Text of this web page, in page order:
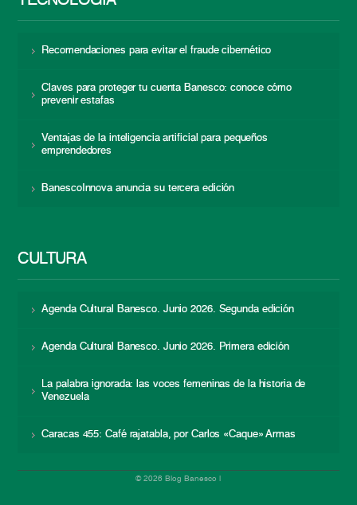
Recomendaciones para evitar el fraude cibernético
Claves para proteger tu cuenta Banesco: conoce cómo
prevenir estafas
Ventajas de la inteligencia artificial para pequeños
emprendedores
BanescoInnova anuncia su tercera edición
CULTURA
Agenda Cultural Banesco. Junio 2026. Segunda edición
Agenda Cultural Banesco. Junio 2026. Primera edición
La palabra ignorada: las voces femeninas de la historia de
Venezuela
Caracas 455: Café rajatabla, por Carlos «Caque» Armas
© 2026 Blog Banesco |